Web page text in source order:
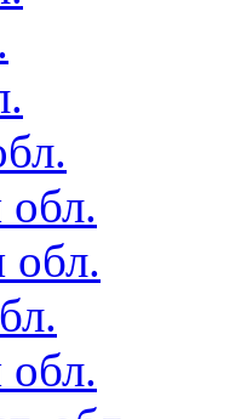
обл.
обл.
обл.